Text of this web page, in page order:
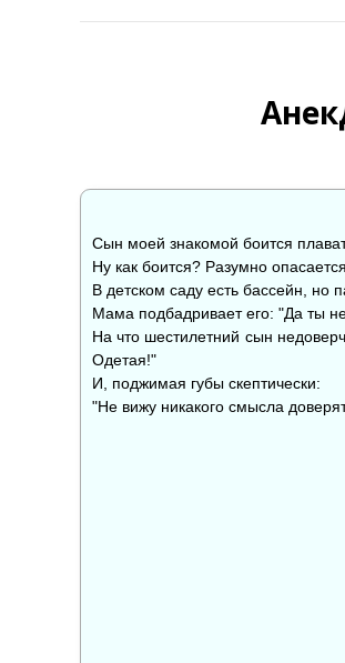
Сын моей знакомой боится
Ну как боится? Разумно опасается.
В детском саду есть бассейн, но
Мама подбадривает его: "Да ты
На что шестилетний сын
Одетая!"
И, поджимая губы скептически:
"Не вижу никакого смысла